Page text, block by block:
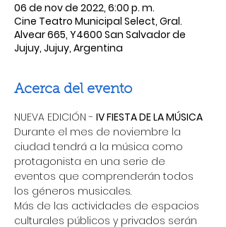
06 de nov de 2022, 6:00 p. m.
Cine Teatro Municipal Select, Gral.
Alvear 665, Y4600 San Salvador de
Jujuy, Jujuy, Argentina
Acerca del evento
NUEVA EDICIÓN - IV FIESTA DE LA MÚSICA
Durante el mes de noviembre la
ciudad tendrá a la música como
protagonista en una serie de
eventos que comprenderán todos
los géneros musicales.
Más de las actividades de espacios
culturales públicos y privados serán